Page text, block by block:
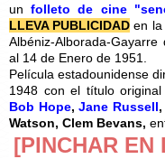
unfolleto de cine
LLEVA PUBLICIDAD en la
Albéniz-Alborada-
al 14 de Enero de 1951.
Película estadounidense
1948 con el título
Bob Hope, Jane Russell
Watson, Clem Bevans,
[PINCHAR EN